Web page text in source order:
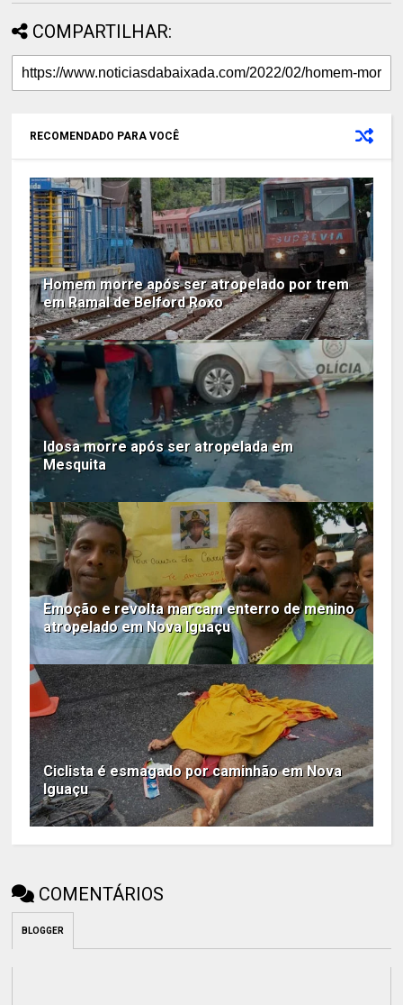
COMPARTILHAR:
RECOMENDADO PARA VOCÊ
Homem morre após ser atropelado por trem
em Ramal de Belford Roxo
Idosa morre após ser atropelada em
Mesquita
Emoção e revolta marcam enterro de menino
atropelado em Nova Iguaçu
Ciclista é esmagado por caminhão em Nova
Iguaçu
COMENTÁRIOS
BLOGGER